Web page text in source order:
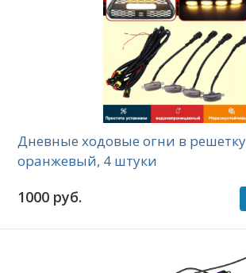
Дневные ходовые огни в
оранжевый, 4 штуки
1000 руб.